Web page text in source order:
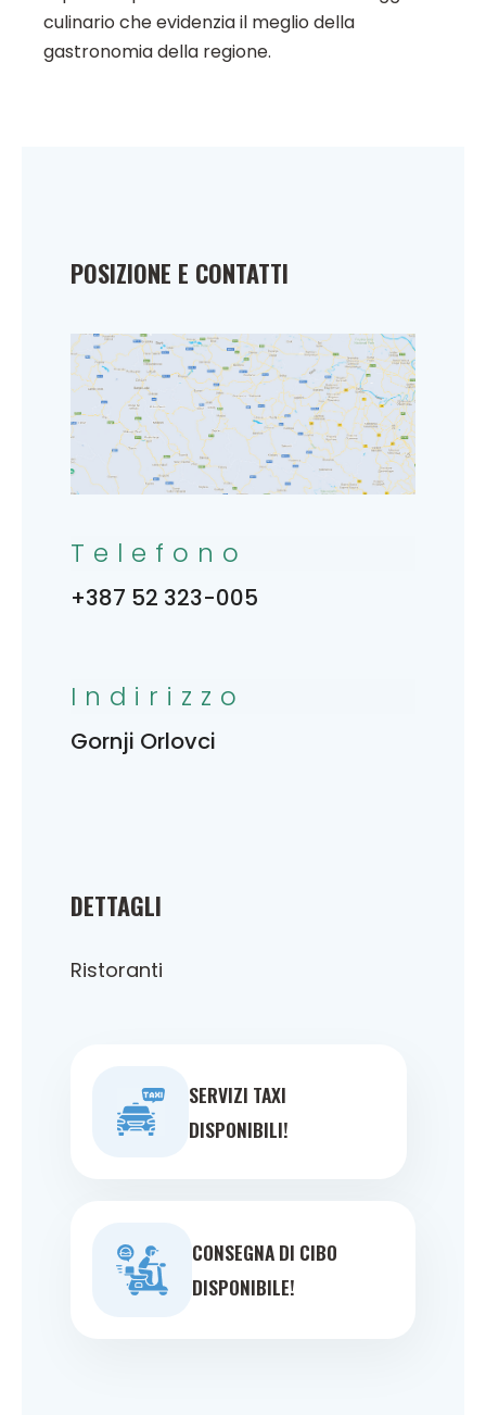
culinario che evidenzia il meglio della
gastronomia della regione.
DETTAGLI
Ristoranti
SERVIZI TAXI
DISPONIBILI!
CONSEGNA DI CIBO
DISPONIBILE!
POSIZIONE E CONTATTI
Telefono
+387 52 323-005
Indirizzo
Gornji Orlovci